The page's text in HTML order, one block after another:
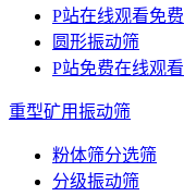
P站在线观看免费
圆形振动筛
P站免费在线观看
重型矿用振动筛
粉体筛分选筛
分级振动筛